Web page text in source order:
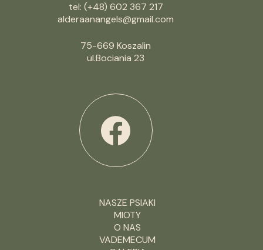
tel: (+48) 602 367 217
alderaanangels@gmail.com
75-669 Koszalin
ul.Bociania 23
NASZE PSIAKI
MIOTY
O NAS
VADEMECUM